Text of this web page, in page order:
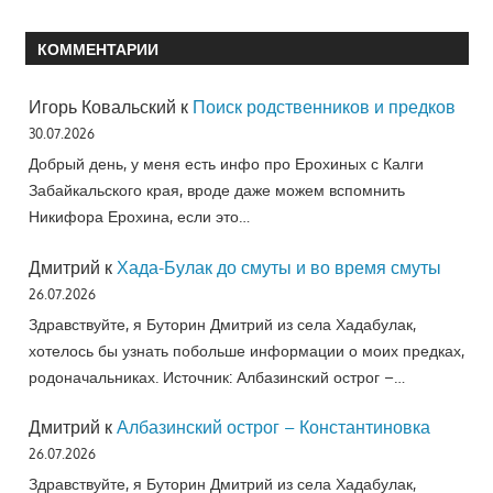
КОММЕНТАРИИ
Игорь Ковальский к Поиск родственников и предков
30.07.2026
Добрый день, у меня есть инфо про Ерохиных с Калги
Забайкальского края, вроде даже можем вспомнить
Никифора Ерохина, если это…
Дмитрий к Хада-Булак до смуты и во время смуты
26.07.2026
Здравствуйте, я Буторин Дмитрий из села Хадабулак,
хотелось бы узнать побольше информации о моих предках,
родоначальниках. Источник: Албазинский острог –…
Дмитрий к Албазинский острог – Константиновка
26.07.2026
Здравствуйте, я Буторин Дмитрий из села Хадабулак,